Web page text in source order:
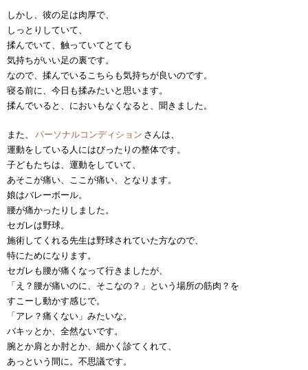
しかし、彼の足は肉厚で、
しっとりしていて、
揉んでいて、触っていてとても
気持ちがいい足の裏です。
なので、揉んでいるこちらも気持ちが良いのです。
寝る前に、今日も揉みたいと思います。
揉んでいると、においもなくなると、聞きました。
また、 パーソナルコンディション さんは、
運動をしている人にはぴったりの整体です。
子どもたちは、運動をしていて、
あそこが痛い、ここが痛い、となります。
娘はバレーボール。
腰が痛かったりしました。
セガレは野球。
施術してくれる先生は野球されていた方なので、
特にためになります。
セガレも腰が痛くなって行きましたが、
「え？腰が痛いのに、そこなの？」という場所の筋肉？を
すこーし動かす感じで。
「アレ？痛くない」みたいな。
バキッとか、全然ないです。
腕とか肩とか肘とか、細かく診てくれて、
あっという間に。不思議です。